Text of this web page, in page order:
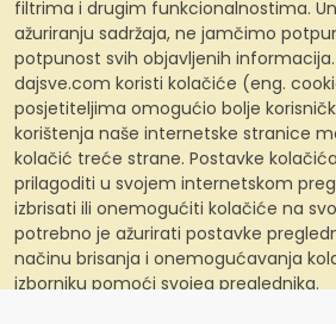
filtrima i drugim funkcionalnostima.
ažuriranju sadržaja, ne jamčimo
potpunost svih objavljenih informacija.
dajsve.com koristi kolačiće (eng.
posjetiteljima omogućio bolje
korištenja naše internetske stranice
kolačić treće strane. Postavke
prilagoditi u svojem internetskom
izbrisati ili onemogućiti kolačiće na
potrebno je ažurirati postavke
načinu brisanja i onemogućavanja
izborniku pomoći svojeg preglednika.